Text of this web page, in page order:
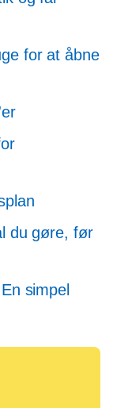
for at åbne
du gøre, før
simpel